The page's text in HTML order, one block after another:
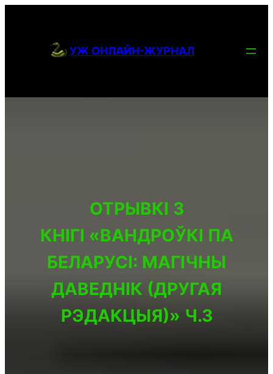
УЖ ОНЛАЙН-ЖУРНАЛ
ОТРЫВКІ З
КНІГІ «ВАНДРОЎКІ ПА
БЕЛАРУСІ: МАГІЧНЫ
ДАВЕДНІК (ДРУГАЯ
РЭДАКЦЫЯ)» Ч.3